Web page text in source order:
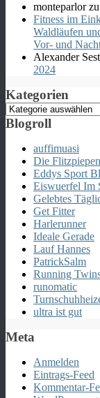
monteparlorzu
Fitness im
Waldläufen
Vor- und
Alexander
2024
Kategorien
Kategorien
Blogroll
auffimuasi
Die Flitzpiepen
Eddys Sport
Eiswuerfel Im
Gelebtes
Get Fitter
Harlerunner
Ideale Gerade
Lauf Hannes
PatrickSalm
Running
runomatic
ultra ist gut
Meta
Anmelden
Eintrags-Feed
Kommentar-